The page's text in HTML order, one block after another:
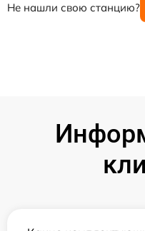
Не нашли свою станцию?